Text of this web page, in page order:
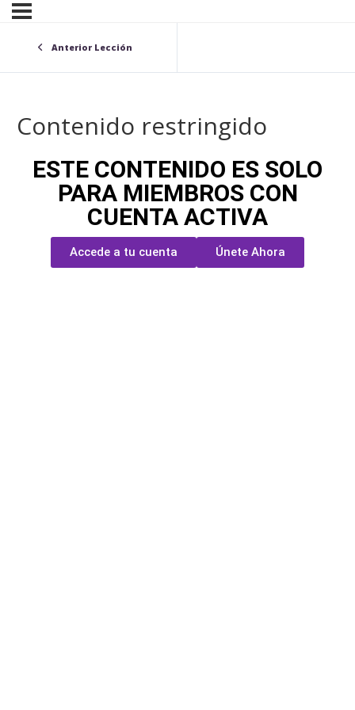
Anterior Lección
Contenido restringido
ESTE CONTENIDO ES SOLO
PARA MIEMBROS CON
CUENTA ACTIVA
Accede a tu cuenta Únete Ahora